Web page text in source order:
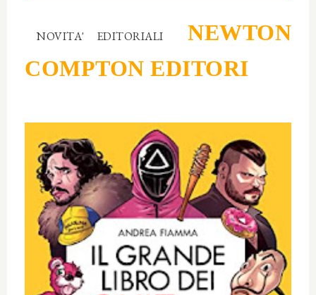
NOVITA' EDITORIALI NEWTON
COMPTON EDITORI